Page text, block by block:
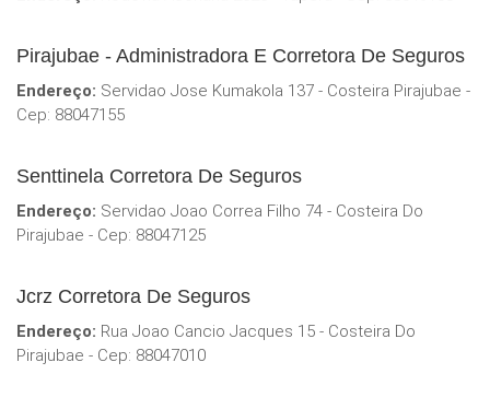
Pirajubae - Administradora E Corretora De Seguros
Endereço: Servidao Jose Kumakola 137 - Costeira Pirajubae -
Cep: 88047155
Senttinela Corretora De Seguros
Endereço: Servidao Joao Correa Filho 74 - Costeira Do
Pirajubae - Cep: 88047125
Jcrz Corretora De Seguros
Endereço: Rua Joao Cancio Jacques 15 - Costeira Do
Pirajubae - Cep: 88047010